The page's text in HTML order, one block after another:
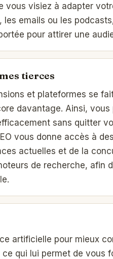
vous visiez à adapter
emails ou les
pour attirer une
tierces
et plateformes se
davantage. Ainsi,
sans quitter
vous donne accès à
actuelles et de la
de recherche, afin
artificielle pour mieux
qui lui permet de vous